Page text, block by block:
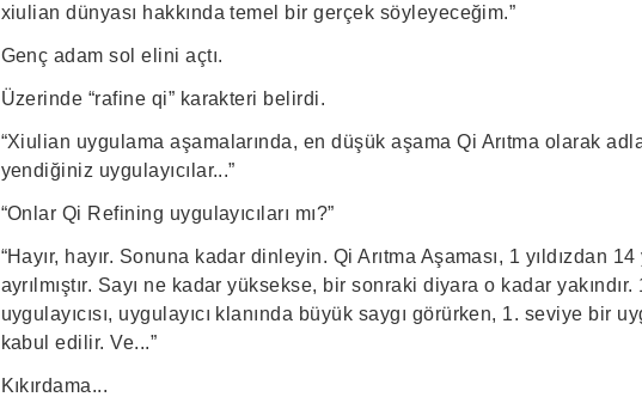
xiulian dünyası hakkında temel bir gerçek söyleyeceğim.”
Genç adam sol elini açtı.
Üzerinde “rafine qi” karakteri belirdi.
“Xiulian uygulama aşamalarında, en düşük aşama Qi Arıtma olarak
yendiğiniz uygulayıcılar...”
“Onlar Qi Refining uygulayıcıları mı?”
“Hayır, hayır. Sonuna kadar dinleyin. Qi Arıtma Aşaması, 1 yıldızdan
ayrılmıştır. Sayı ne kadar yüksekse, bir sonraki diyara o kadar
uygulayıcısı, uygulayıcı klanında büyük saygı görürken, 1. seviye bir
kabul edilir. Ve...”
Kıkırdama...